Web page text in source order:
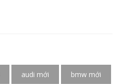
audi mới bmw mới